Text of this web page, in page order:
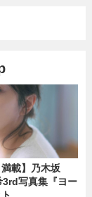
満載】乃木坂
3rd写真集『ヨー